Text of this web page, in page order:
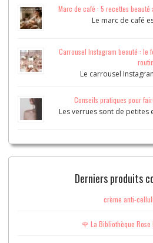
Marc de café : 5 recettes
Le marc de café
Carrousel Instagram beauté : le
Le carrousel
Conseils pratiques pour
Les verrues sont de petites
Derniers produits
crème anti-
🌹 La Bibliothèque Rose